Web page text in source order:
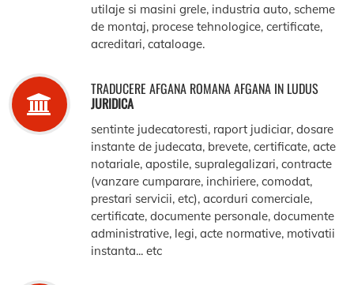
utilaje si masini grele, industria auto, scheme
de montaj, procese tehnologice, certificate,
acreditari, cataloage.
TRADUCERE AFGANA ROMANA AFGANA IN LUDUS
JURIDICA
sentinte judecatoresti, raport judiciar, dosare
instante de judecata, brevete, certificate, acte
notariale, apostile, supralegalizari, contracte
(vanzare cumparare, inchiriere, comodat,
prestari servicii, etc), acorduri comerciale,
certificate, documente personale, documente
administrative, legi, acte normative, motivatii
instanta... etc